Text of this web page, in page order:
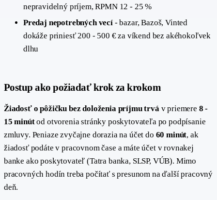
nepravidelný príjem, RPMN 12 - 25 %
Predaj nepotrebných vecí- bazar, Bazoš, Vinted
dokáže priniesť 200 - 500 € za víkend bez akéhokoľvek
dlhu
Postup ako požiadať krok za krokom
Žiadosť o pôžičku bez doloženia príjmu trvá v priemere 8 -
15 minútod otvorenia stránky poskytovateľa po podpísanie
zmluvy. Peniaze zvyčajne dorazia na účet do 60 minút, ak
žiadosť podáte v pracovnom čase a máte účet v rovnakej
banke ako poskytovateľ (Tatra banka, SLSP, VÚB). Mimo
pracovných hodín treba počítať s presunom na ďalší pracovný
deň.